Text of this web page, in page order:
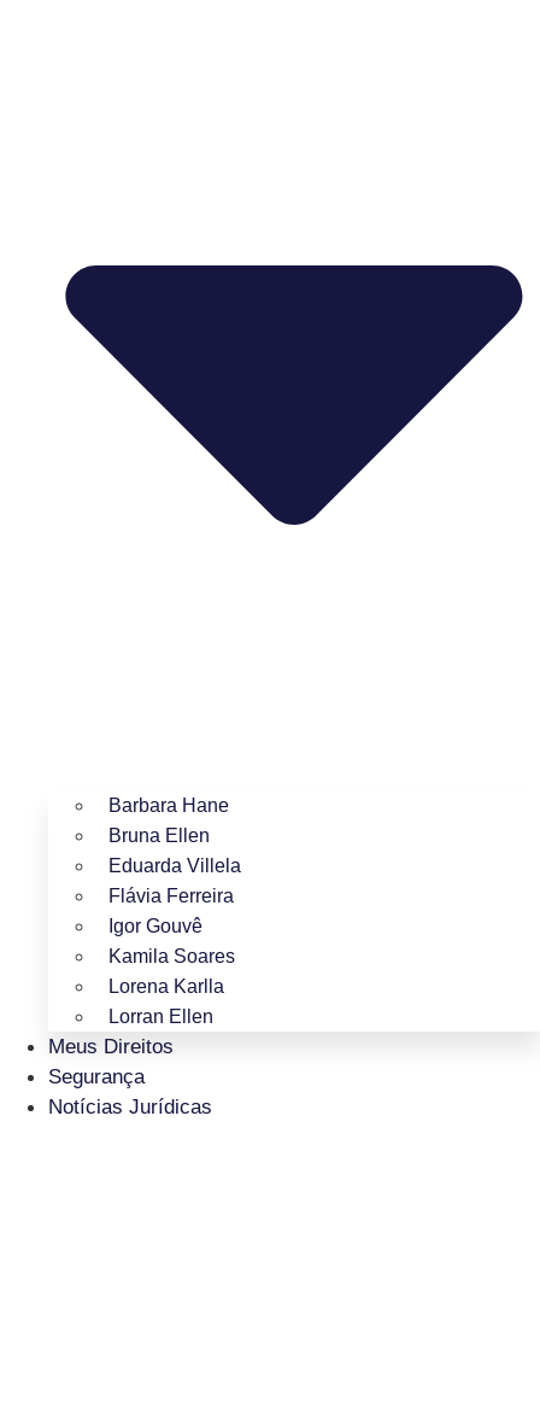
Barbara Hane
Bruna Ellen
Eduarda Villela
Flávia Ferreira
Igor Gouvê
Kamila Soares
Lorena Karlla
Lorran Ellen
Meus Direitos
Segurança
Notícias Jurídicas